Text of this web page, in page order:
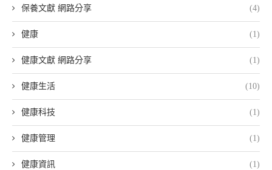
保養文獻 網路分享 (4)
健康 (1)
健康文獻 網路分享 (1)
健康生活 (10)
健康科技 (1)
健康管理 (1)
健康資訊 (1)